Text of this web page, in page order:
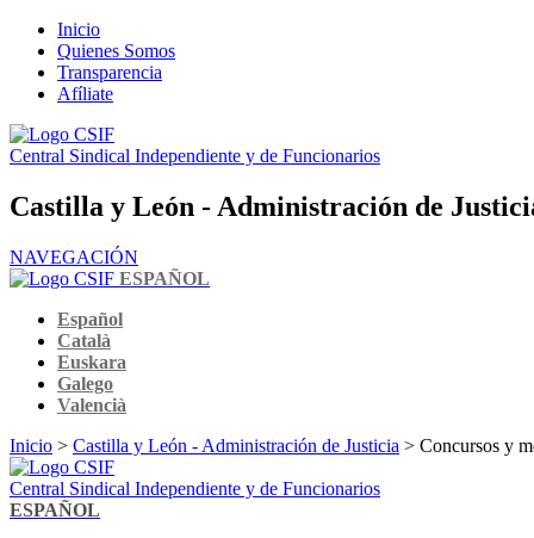
Inicio
Quienes Somos
Transparencia
Afíliate
Central Sindical Independiente y de Funcionarios
Castilla y León - Administración de
NAVEGACIÓN
ESPAÑOL
Español
Català
Euskara
Galego
Valencià
Inicio > Castilla y León - Administración de Justicia > Concursos y
Central Sindical Independiente y de Funcionarios
ESPAÑOL